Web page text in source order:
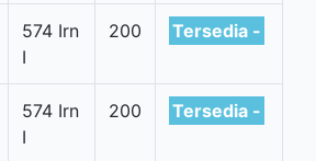
574 Irn
I
200 Tersedia -
574 Irn
I
200 Tersedia -